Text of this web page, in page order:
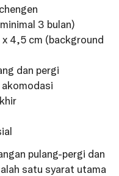
3 bulan)
4,5 cm (background
dan pergi
pulang-pergi dan
satu syarat utama